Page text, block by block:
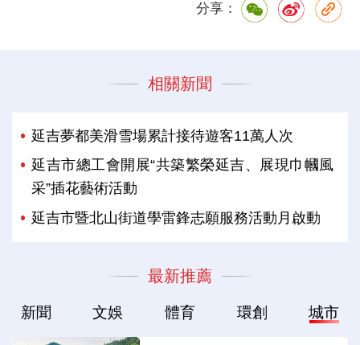
分享：
相關新聞
延吉夢都美滑雪場累計接待遊客11萬人次
延吉市總工會開展“共築繁榮延吉、展現巾幗風
采”插花藝術活動
延吉市暨北山街道學雷鋒志願服務活動月啟動
最新推薦
新聞 文娛 體育 環創 城市